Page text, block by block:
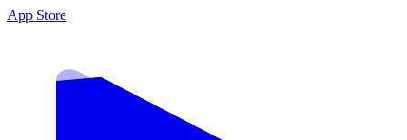
App Store